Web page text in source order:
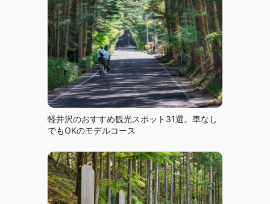
軽井沢のおすすめ観光スポット31選。車なし
でもOKのモデルコース